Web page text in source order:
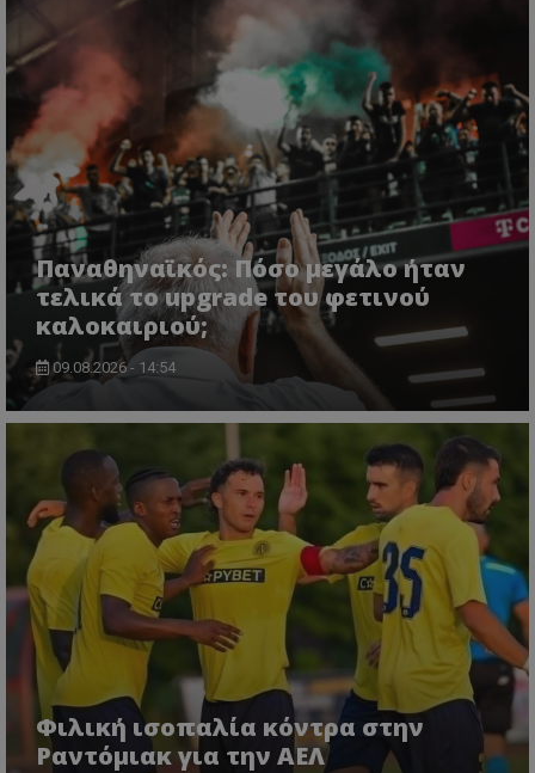
Παναθηναϊκός: Πόσο μεγάλο ήταν
τελικά το upgrade του φετινού
καλοκαιριού;
09.08.2026 - 14:54
Φιλική ισοπαλία κόντρα στην
Ραντόμιακ για την ΑΕΛ